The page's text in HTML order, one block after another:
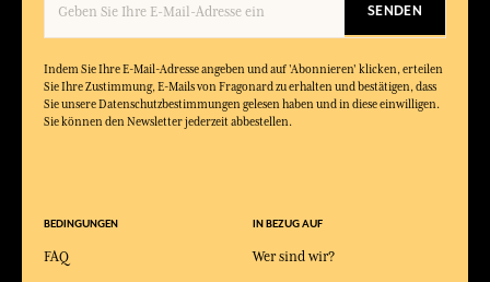
SENDEN
Indem Sie Ihre E-Mail-Adresse angeben und auf 'Abonnieren' klicken, erteilen
Sie Ihre Zustimmung, E-Mails von Fragonard zu erhalten und bestätigen, dass
Sie unsere Datenschutzbestimmungen gelesen haben und in diese einwilligen.
Sie können den Newsletter jederzeit abbestellen.
BEDINGUNGEN
FAQ
IN BEZUG AUF
Wer sind wir?